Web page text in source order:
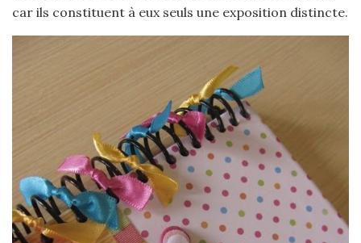
car ils constituent à eux seuls une exposition distincte.